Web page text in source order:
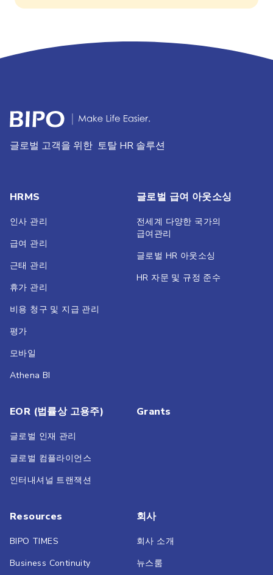
글로벌 고객을 위한 토탈 HR 솔루션
HRMS
인사 관리
급여 관리
근태 관리
휴가 관리
비용 청구 및 지급 관리
평가
모바일
Athena BI
글로벌 급여 아웃소싱
전세계 다양한 국가의
급여관리
글로벌 HR 아웃소싱
HR 자문 및 규정 준수
EOR (법률상 고용주)
글로벌 인재 관리
글로벌 컴플라이언스
인터내셔널 트랜잭션
Grants
Resources
BIPO TIMES
Business Continuity
회사
회사 소개
뉴스룸